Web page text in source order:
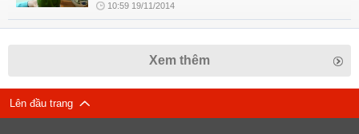
10:59 19/11/2014
Xem thêm
Lên đầu trang